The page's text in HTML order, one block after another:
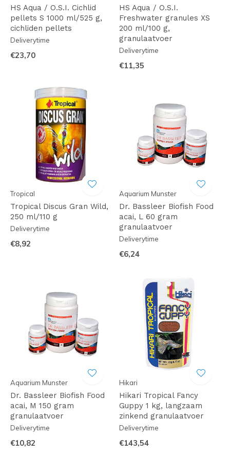
HS Aqua / O.S.I. Cichlid
pellets S 1000 ml/525 g,
cichliden pellets
Deliverytime
€23,70
HS Aqua / O.S.I.
Freshwater granules XS
200 ml/100 g,
granulaatvoer
Deliverytime
€11,35
Tropical
Tropical Discus Gran Wild,
250 ml/110 g
Deliverytime
€8,92
Aquarium Munster
Dr. Bassleer Biofish Food
acai, L 60 gram
granulaatvoer
Deliverytime
€6,24
Aquarium Munster
Dr. Bassleer Biofish Food
acai, M 150 gram
granulaatvoer
Deliverytime
€10,82
Hikari
Hikari Tropical Fancy
Guppy 1 kg, langzaam
zinkend granulaatvoer
Deliverytime
€143,54